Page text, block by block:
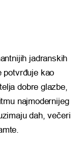
jadranskih
potvrđuje kao
dobre glazbe,
najmodernijeg
dah, večeri